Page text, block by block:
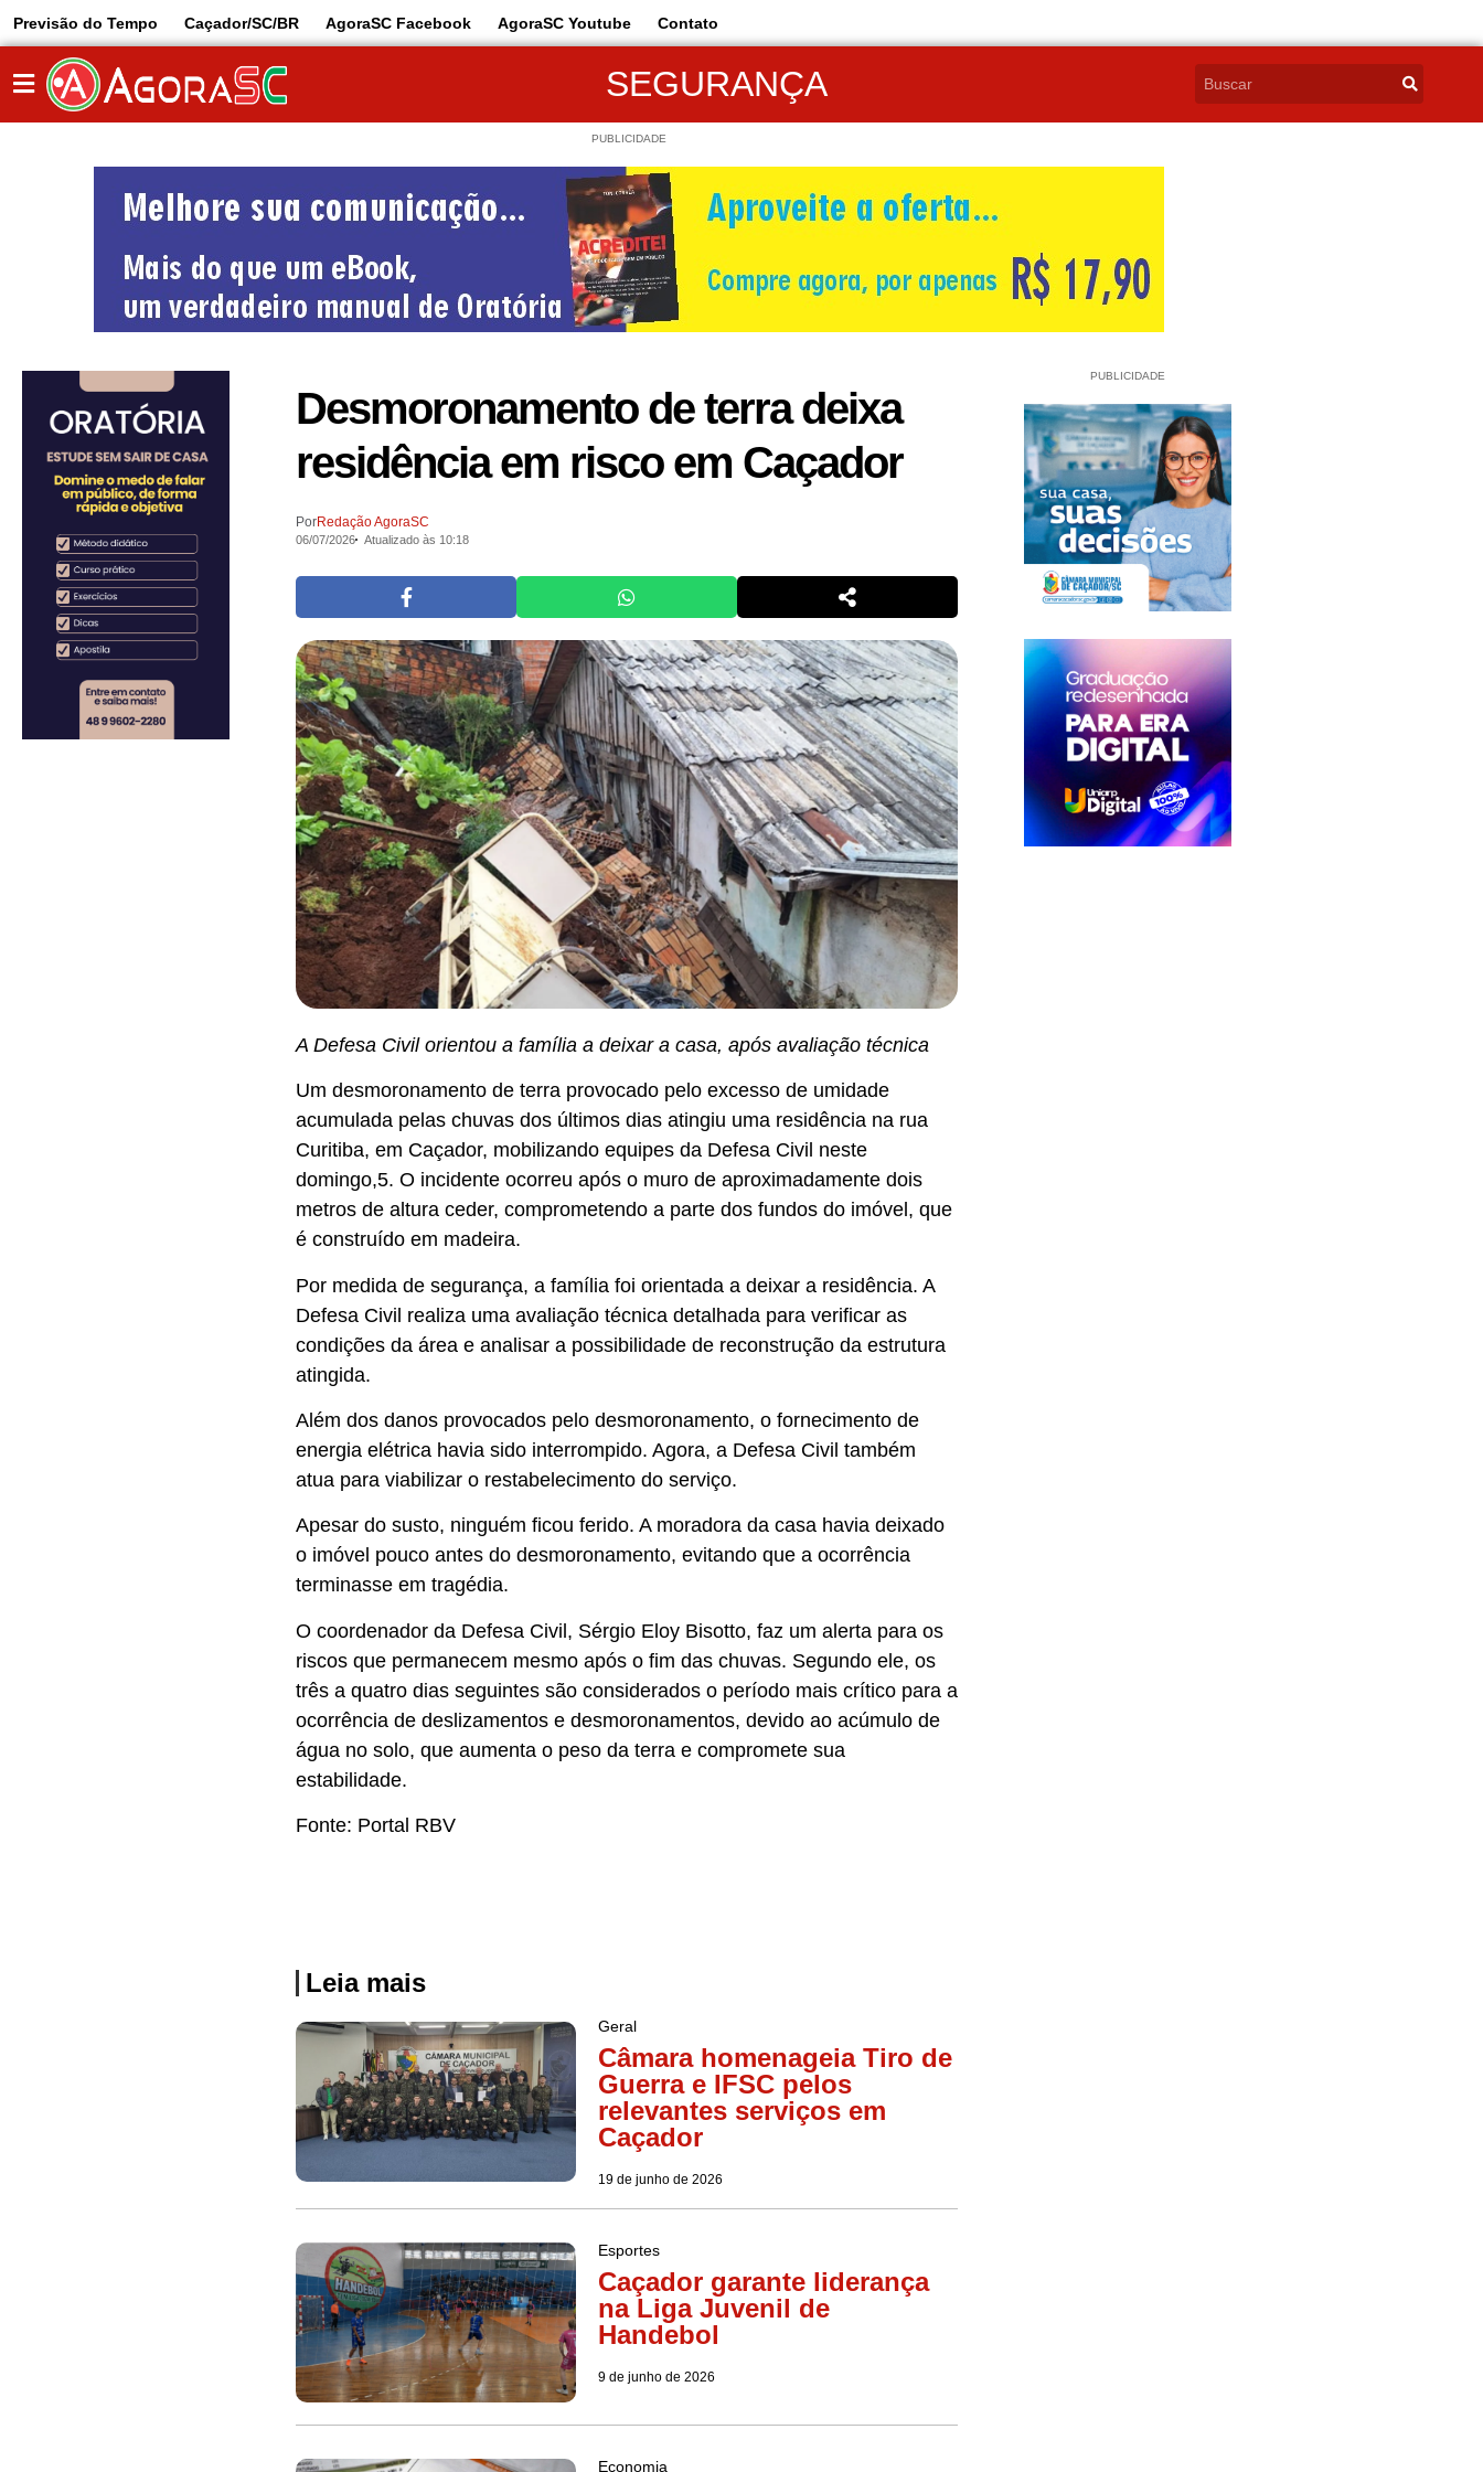
Previsão do Tempo Caçador/SC/BR AgoraSC Facebook AgoraSC Youtube Contato
SEGURANÇA
PUBLICIDADE
Desmoronamento de terra deixa
residência em risco em Caçador
PorRedação AgoraSC
06/07/2026 Atualizado às 10:18
A Defesa Civil orientou a família a deixar a casa, após avaliação técnica
Um desmoronamento de terra provocado pelo excesso de umidade
acumulada pelas chuvas dos últimos dias atingiu uma residência na rua
Curitiba, em Caçador, mobilizando equipes da Defesa Civil neste
domingo,5. O incidente ocorreu após o muro de aproximadamente dois
metros de altura ceder, comprometendo a parte dos fundos do imóvel, que
é construído em madeira.
Por medida de segurança, a família foi orientada a deixar a residência. A
Defesa Civil realiza uma avaliação técnica detalhada para verificar as
condições da área e analisar a possibilidade de reconstrução da estrutura
atingida.
Além dos danos provocados pelo desmoronamento, o fornecimento de
energia elétrica havia sido interrompido. Agora, a Defesa Civil também
atua para viabilizar o restabelecimento do serviço.
Apesar do susto, ninguém ficou ferido. A moradora da casa havia deixado
o imóvel pouco antes do desmoronamento, evitando que a ocorrência
terminasse em tragédia.
O coordenador da Defesa Civil, Sérgio Eloy Bisotto, faz um alerta para os
riscos que permanecem mesmo após o fim das chuvas. Segundo ele, os
três a quatro dias seguintes são considerados o período mais crítico para a
ocorrência de deslizamentos e desmoronamentos, devido ao acúmulo de
água no solo, que aumenta o peso da terra e compromete sua
estabilidade.
Fonte: Portal RBV
Leia mais
Geral
Câmara homenageia Tiro de
Guerra e IFSC pelos
relevantes serviços em
Caçador
19 de junho de 2026
Esportes
Caçador garante liderança
na Liga Juvenil de
Handebol
9 de junho de 2026
Economia
PUBLICIDADE